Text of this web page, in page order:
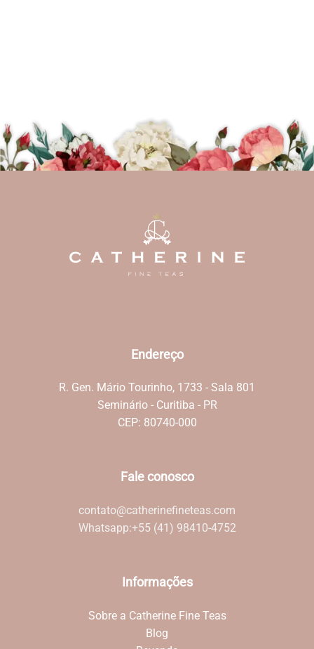
Endereço
R. Gen. Mário Tourinho, 1733 - Sala 801
Seminário - Curitiba - PR
CEP: 80740-000
Fale conosco
contato@catherinefineteas.com
Whatsapp:+55 (41) 98410-4752
Informações
Sobre a Catherine Fine Teas
Blog